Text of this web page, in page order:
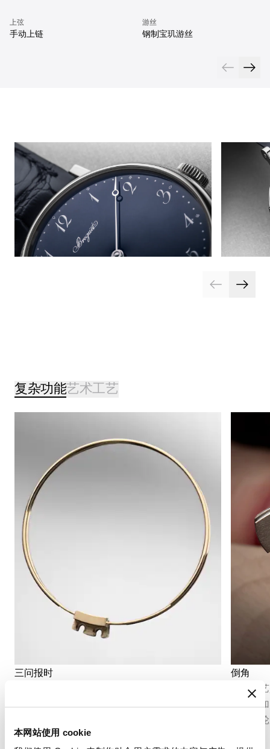
本网站使用 cookie
上弦
手动上链
游丝
钢制宝玑游丝
复杂功能艺术工艺
三问报时
为制表技艺中最为严苛的复杂功能之一，凭借一
倒角
倒角工
面，再
零部件